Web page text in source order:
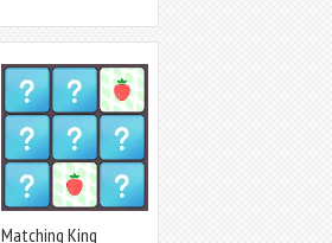
Matching King